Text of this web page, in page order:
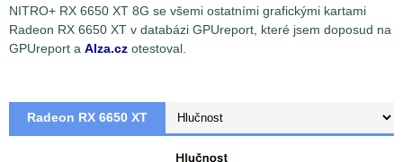
NITRO+ RX 6650 XT 8G se všemi ostatními grafickými kartami
Radeon RX 6650 XT v databázi GPUreport, které jsem doposud na
GPUreport a Alza.cz otestoval.
Radeon RX 6650 XT